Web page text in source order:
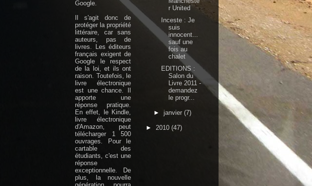
Google.
Il s'agit donc de
protéger la propriété
littéraire, car sans
auteurs, pas de
livres. Les éditeurs
français exigent de
Google le respect
de la loi, et ils ont
raison. Toutefois, le
livre électronique
est une chance. Il
apporte une
réponse pratique.
En effet, le Kindle,
livre électronique
d'Amazon, peut
télécharger 1 500
ouvrages. Pour le
cartable des
étudiants, c'est une
réponse
exceptionnelle. De
plus, la nouvelle
r United
Inceste : Je
suis
innocent...
sauf une
fois au
chalet
EDITIONS :
Salon du
Livre 2011 -
demandez
le progr...
► janvier (7)
► 2010 (47)